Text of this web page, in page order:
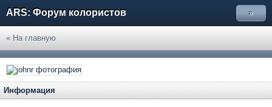
ARS: Форум колористов »
« На главную
Информация